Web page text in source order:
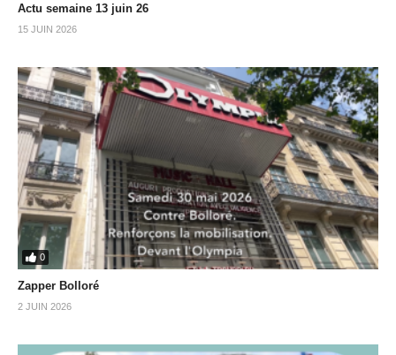
Actu semaine 13 juin 26
15 JUIN 2026
0
Zapper Bolloré
2 JUIN 2026